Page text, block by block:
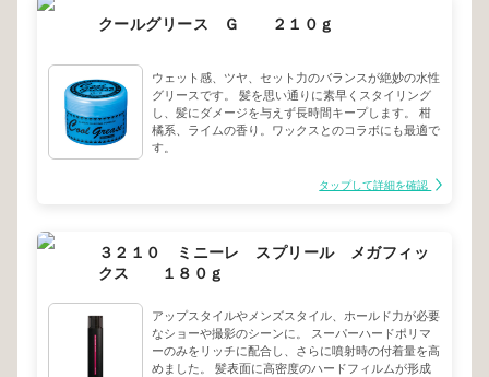
クールグリース Ｇ ２１０ｇ
ウェット感、ツヤ、セット力のバランスが絶妙の水性
グリースです。 髪を思い通りに素早くスタイリング
し、髪にダメージを与えず長時間キープします。 柑
橘系、ライムの香り。ワックスとのコラボにも最適で
す。
タップして詳細を確認
３２１０ ミニーレ スプリール メガフィッ
クス １８０ｇ
アップスタイルやメンズスタイル、ホールド力が必要
なショーや撮影のシーンに。 スーパーハードポリマ
ーのみをリッチに配合し、さらに噴射時の付着量を高
めました。 髪表面に高密度のハードフィルムが形成